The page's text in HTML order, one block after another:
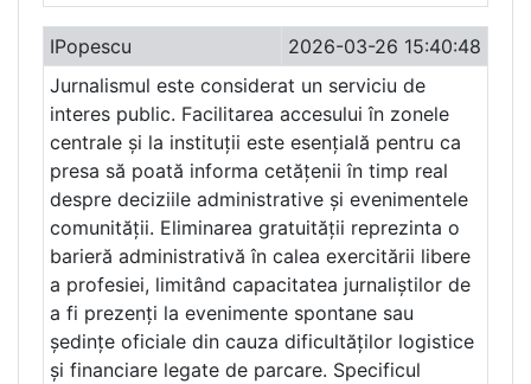
IPopescu
2026-03-26 15:40:48
Jurnalismul este considerat un serviciu de
interes public. Facilitarea accesului în zonele
centrale și la instituții este esențială pentru ca
presa să poată informa cetățenii în timp real
despre deciziile administrative și evenimentele
comunității. Eliminarea gratuității reprezinta o
barieră administrativă în calea exercitării libere
a profesiei, limitând capacitatea jurnaliștilor de
a fi prezenți la evenimente spontane sau
ședințe oficiale din cauza dificultăților logistice
și financiare legate de parcare. Specificul